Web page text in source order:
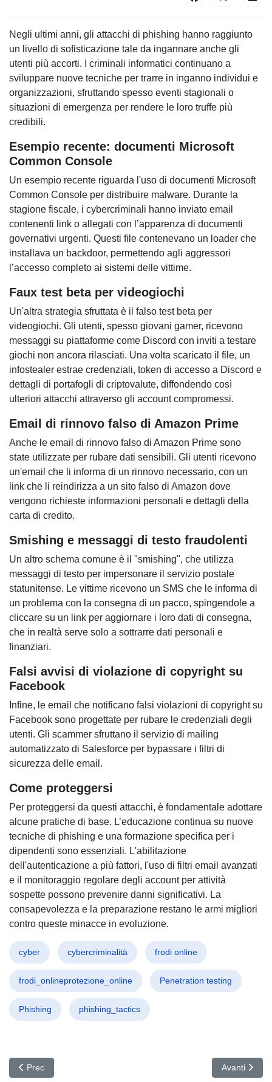
Negli ultimi anni, gli attacchi di phishing hanno raggiunto
un livello di sofisticazione tale da ingannare anche gli
utenti più accorti. I criminali informatici continuano a
sviluppare nuove tecniche per trarre in inganno individui e
organizzazioni, sfruttando spesso eventi stagionali o
situazioni di emergenza per rendere le loro truffe più
credibili.
Esempio recente: documenti Microsoft
Common Console
Un esempio recente riguarda l'uso di documenti Microsoft
Common Console per distribuire malware. Durante la
stagione fiscale, i cybercriminali hanno inviato email
contenenti link o allegati con l’apparenza di documenti
governativi urgenti. Questi file contenevano un loader che
installava un backdoor, permettendo agli aggressori
l’accesso completo ai sistemi delle vittime.
Faux test beta per videogiochi
Un'altra strategia sfruttata è il falso test beta per
videogiochi. Gli utenti, spesso giovani gamer, ricevono
messaggi su piattaforme come Discord con inviti a testare
giochi non ancora rilasciati. Una volta scaricato il file, un
infostealer estrae credenziali, token di accesso a Discord e
dettagli di portafogli di criptovalute, diffondendo così
ulteriori attacchi attraverso gli account compromessi.
Email di rinnovo falso di Amazon Prime
Anche le email di rinnovo falso di Amazon Prime sono
state utilizzate per rubare dati sensibili. Gli utenti ricevono
un'email che li informa di un rinnovo necessario, con un
link che li reindirizza a un sito falso di Amazon dove
vengono richieste informazioni personali e dettagli della
carta di credito.
Smishing e messaggi di testo fraudolenti
Un altro schema comune è il "smishing", che utilizza
messaggi di testo per impersonare il servizio postale
statunitense. Le vittime ricevono un SMS che le informa di
un problema con la consegna di un pacco, spingendole a
cliccare su un link per aggiornare i loro dati di consegna,
che in realtà serve solo a sottrarre dati personali e
finanziari.
Falsi avvisi di violazione di copyright su
Facebook
Infine, le email che notificano falsi violazioni di copyright su
Facebook sono progettate per rubare le credenziali degli
utenti. Gli scammer sfruttano il servizio di mailing
automatizzato di Salesforce per bypassare i filtri di
sicurezza delle email.
Come proteggersi
Per proteggersi da questi attacchi, è fondamentale adottare
alcune pratiche di base. L’educazione continua su nuove
tecniche di phishing e una formazione specifica per i
dipendenti sono essenziali. L'abilitazione
dell'autenticazione a più fattori, l'uso di filtri email avanzati
e il monitoraggio regolare degli account per attività
sospette possono prevenire danni significativi. La
consapevolezza e la preparazione restano le armi migliori
contro queste minacce in evoluzione.
cyber cybercriminalità frodi online
frodi_onlineprotezione_online Penetration testing
Phishing phishing_tactics
Articolo precedente: Cripto-codifica sotto attacco: Hacker
Prec Articolo
Avanti